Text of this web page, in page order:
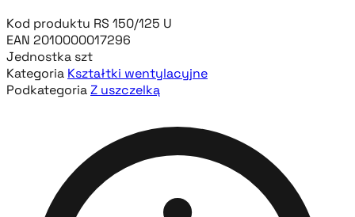
Kod produktu RS 150/125 U
EAN 2010000017296
Jednostka szt
Kategoria Kształtki wentylacyjne
PodkategoriaZ uszczelką